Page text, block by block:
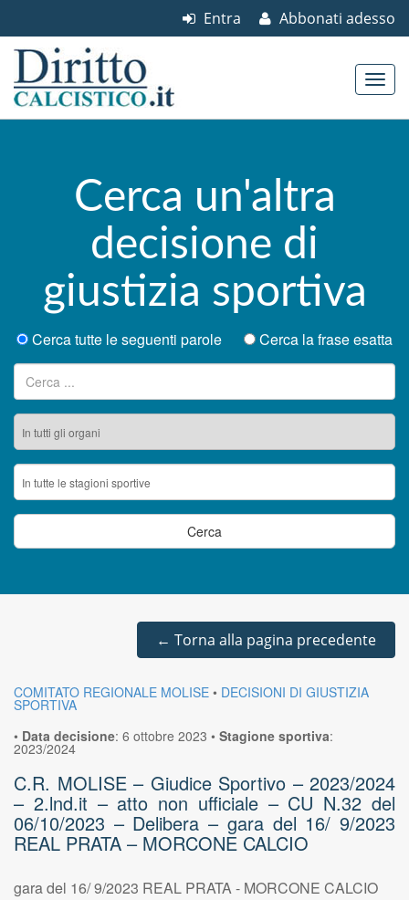
Abbonati adesso
Entra
Cerca un'altra
decisione di
giustizia sportiva
Cerca tutte le seguenti parole
Cerca la frase esatta
Ricerca per:
← Torna alla pagina precedente
COMITATO REGIONALE MOLISE • DECISIONI DI GIUSTIZIA
SPORTIVA
• Data decisione: 6 ottobre 2023 • Stagione sportiva:
2023/2024
C.R. MOLISE – Giudice Sportivo – 2023/2024
– 2.lnd.it – atto non ufficiale – CU N.32 del
06/10/2023 – Delibera – gara del 16/ 9/2023
REAL PRATA – MORCONE CALCIO
gara del 16/ 9/2023 REAL PRATA - MORCONE CALCIO